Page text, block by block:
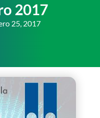
2017
25, 2017